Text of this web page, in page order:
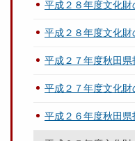
平成２８年度文化
平成２８年度文化
平成２７年度秋田県
平成２７年度文化
平成２６年度秋田